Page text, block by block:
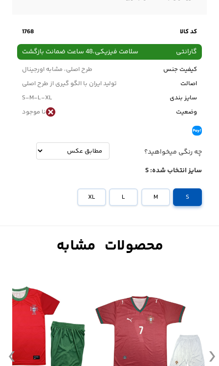
کد کالا 1768
گارانتی سلامت فیزیکی،48 ساعت ضمانت بازگشت
کیفیت جنس
طرح اصلی، مشابه اورجینال
اصالت
تولید ایران با الگو گیری از طرح اصلی
سایز بندی
S-M-L-XL
وضعیت
نا موجود
چه رنگی میخواهید؟
سایز انتخاب شده:S
S
M
L
XL